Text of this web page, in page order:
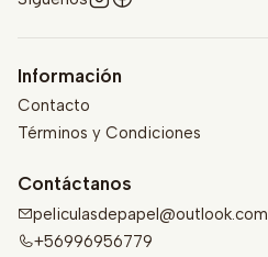
Información
Contacto
Términos y Condiciones
Contáctanos
peliculasdepapel@outlook.com
+56996956779